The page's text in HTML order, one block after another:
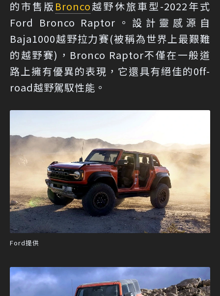
的市售版 Bronco越野休旅車型-2022年式
Ford Bronco Raptor。設計靈感源自
Baja1000越野拉力賽(被稱為世界上最艱難
的越野賽)，Bronco Raptor不僅在一般道
路上擁有優異的表現，它還具有絕佳的0ff-
road越野駕馭性能。
Ford提供